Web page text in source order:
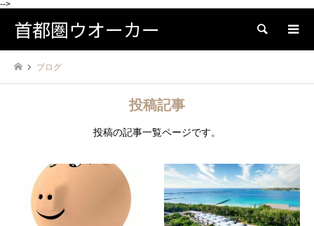
-->
首都圏ウオーカー 検索
ブログ
投稿記事
投稿の記事一覧ページです。